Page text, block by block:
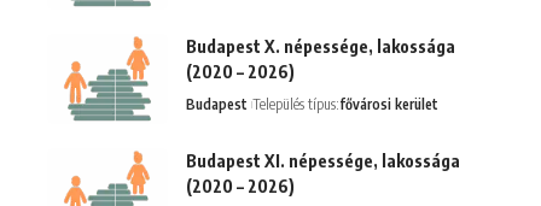
Budapest X. népessége, lakossága
(2020 – 2026)
Budapest Település típus:fővárosi kerület
Budapest XI. népessége, lakossága
(2020 – 2026)